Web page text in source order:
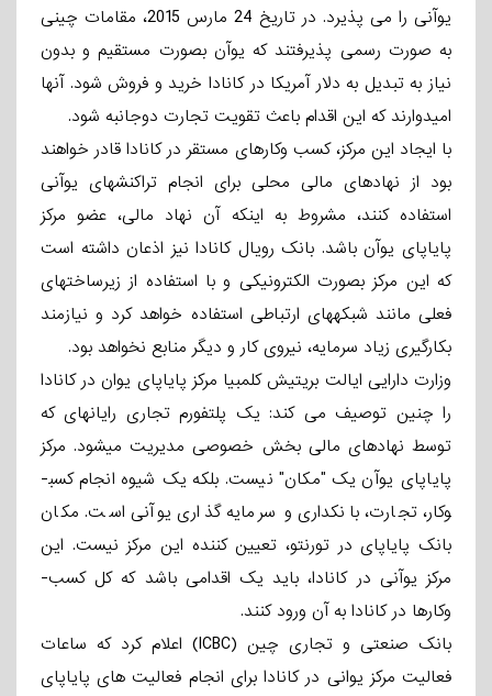
یوآنی را می ­پذیرد. در تاریخ 24 مارس 2015، مقامات چینی
به صورت رسمی پذیرفتند که یوآن بصورت مستقیم و بدون
نیاز به تبدیل به دلار آمریکا در کانادا خرید و فروش شود. آنها
امیدوارند که این اقدام باعث تقویت تجارت دوجانبه شود.
با ایجاد این مرکز، کسب ­وکارهای مستقر در کانادا قادر خواهند
بود از نهادهای مالی محلی برای انجام تراکنشهای یوآنی
استفاده کنند، مشروط به اینکه آن نهاد مالی، عضو مرکز
پایاپای یوآن باشد. بانک رویال کانادا نیز اذعان داشته است
که این مرکز بصورت الکترونیکی و با استفاده از زیرساختهای
فعلی مانند شبکه­های ارتباطی استفاده خواهد کرد و نیازمند
بکارگیری زیاد سرمایه، نیروی کار و دیگر منابع نخواهد بود.
وزارت دارایی ایالت بریتیش کلمبیا مرکز پایاپای یوان در کانادا
را چنین توصیف می­ کند: یک پلتفورم تجاری رایانه­ای که
توسط نهادهای مالی بخش خصوصی مدیریت می­شود. مرکز
پایاپای یوآن یک "مکان" نیست. بلکه یک شیوه انجام کسب­
وکار، تجارت، بانکداری و سرمایه­ گذاری یوآنی است. مکان
بانک پایاپای در تورنتو، تعیین­ کننده این مرکز نیست. این
مرکز یوآنی در کانادا، باید یک اقدامی باشد که کل کسب­
وکارها در کانادا به آن ورود کنند.
بانک صنعتی و تجاری چین (ICBC) اعلام کرد که ساعات
فعالیت مرکز یوانی در کانادا برای انجام فعالیت های پایاپای